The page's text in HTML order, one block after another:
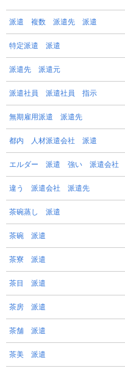
派遣 複数 派遣先 派遣
特定派遣 派遣
派遣先 派遣元
派遣社員 派遣社員 指示
無期雇用派遣 派遣先
都内 人材派遣会社 派遣
エルダー 派遣 強い 派遣会社
違う 派遣会社 派遣先
茶碗蒸し 派遣
茶碗 派遣
茶寮 派遣
茶目 派遣
茶房 派遣
茶舗 派遣
茶美 派遣